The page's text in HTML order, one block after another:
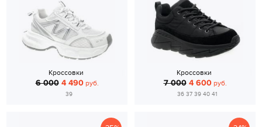
Кроссовки
6 000 4 490руб.
39
Кроссовки
7 000 4 600руб.
36 37 39 40 41